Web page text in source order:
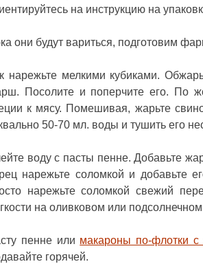
на инструкцию на
они будут вариться, подготовим
нарежьте мелкими кубиками.
Посолите и поперчите его. По
к мясу. Помешивая, жарьте
50-70 мл. воды и тушить его
воду с пасты пенне. Добавьте
нарежьте соломкой и добавьте
нарежьте соломкой свежий
на оливковом или
пенне или макароны по-флотки
горячей.